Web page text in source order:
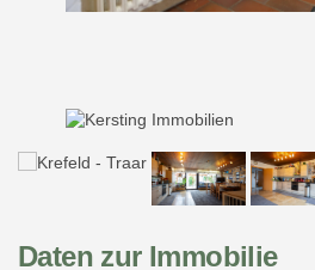
Daten zur Immobilie